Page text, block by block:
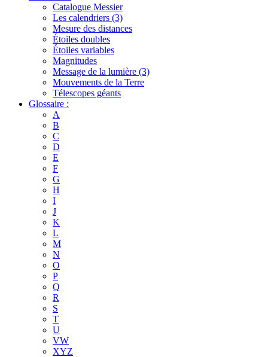
Catalogue Messier
Les calendriers (3)
Mesure des distances
Étoiles doubles
Étoiles variables
Magnitudes
Message de la lumière (3)
Mouvements de la Terre
Télescopes géants
Glossaire :
A
B
C
D
E
F
G
H
I
J
K
L
M
N
O
P
Q
R
S
T
U
VW
XYZ